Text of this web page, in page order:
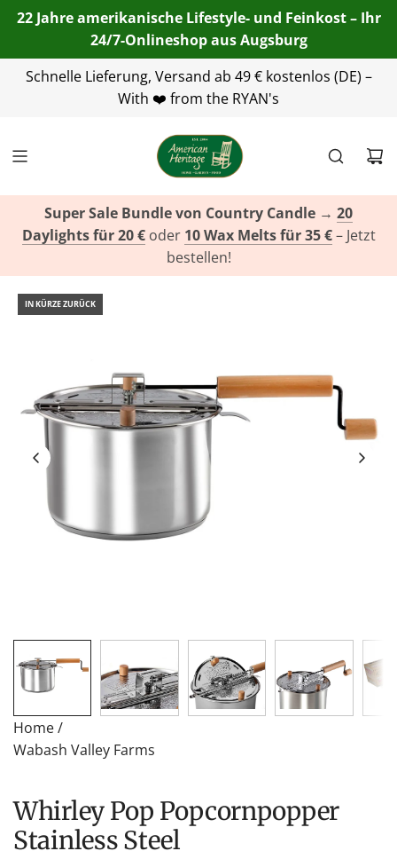
22 Jahre amerikanische Lifestyle- und Feinkost – Ihr
24/7-Onlineshop aus Augsburg
Schnelle Lieferung, Versand ab 49 € kostenlos (DE) –
With ❤️ from the RYAN's
Telefon:+49(0)821 455 254 00 | E-Mail:info@american-
heritage.de| WhatsApp:+49(0)151 116 719 10
Super Sale Bundle von Country Candle → 20
Daylights für 20 €oder 10 Wax Melts für 35 €– Jetzt
bestellen!
IN KÜRZE ZURÜCK
Home/
Wabash Valley Farms
Whirley Pop Popcornpopper
Stainless Steel